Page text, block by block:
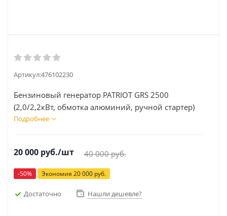
Артикул:476102230
Бензиновый генератор PATRIOT GRS 2500
(2,0/2,2кВт, обмотка алюминий, ручной стартер)
Подробнее
20 000 руб./шт 40 000руб.
-50% Экономия 20 000 руб.
Достаточно Нашли дешевле?